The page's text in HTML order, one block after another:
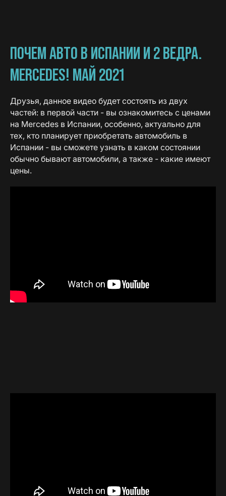
ПОЧЕМ АВТО В ИСПАНИИ И 2 ВЕДРА.
MERCEDES! МАЙ 2021
Друзья, данное видео будет состоять из двух
частей: в первой части - вы ознакомитесь с ценами
на Merсedes в Испании, особенно, актуально для
тех, кто планирует приобретать автомобиль в
Испании - вы сможете узнать в каком состоянии
обычно бывают автомобили, а также - какие имеют
цены.